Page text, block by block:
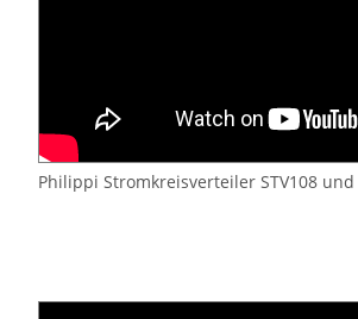
Philippi Stromkreisverteiler STV108 und